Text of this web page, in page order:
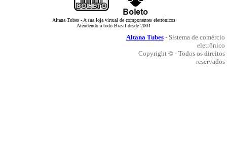
Altana Tubes - A sua loja virtual de componentes eletrônicos
Atendendo a todo Brasil desde 2004
Altana Tubes- Sistema de comércio
eletrônico
Copyright © - Todos os direitos
reservados